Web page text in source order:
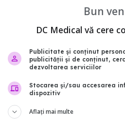
și realiști. Aproape că nu
și cheltuielile lor nu merg
se gândească să pună
Bun
DC Medical vă cere
Publicitate și conținut
publicității și de conținut,
dezvoltarea serviciilor
Stocarea și/sau accesarea
dispozitiv
Aflați mai multe